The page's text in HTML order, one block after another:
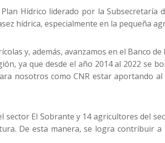
Hídrico liderado por la Subsecretaría
hídrica, especialmente en la pequeña
y, además, avanzamos en el Banco
ya que desde el año 2014 al 2022 se
nosotros como CNR estar aportando
sector El Sobrante y 14 agricultores del
De esta manera, se logra contribuir